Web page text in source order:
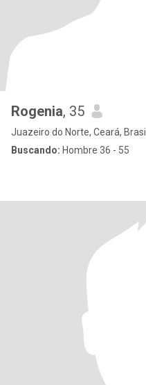
Rogenia, 35
Juazeiro do Norte, Ceará, Brasil
Buscando: Hombre 36 - 55